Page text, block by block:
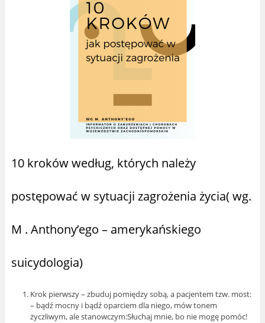
10 kroków według, których należy
postępować w sytuacji zagrożenia życia( wg.
M . Anthony’ego – amerykańskiego
suicydologia)
Krok pierwszy – zbuduj pomiędzy sobą, a pacjentem tzw. most:
– bądź mocny i bądź oparciem dla niego, mów tonem
życzliwym, ale stanowczym:Słuchaj mnie, bo nie mogę pomóc!